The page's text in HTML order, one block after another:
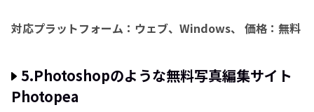
対応プラットフォーム：ウェブ、Windows、 価格：無料
5.Photoshopのような無料写真編集サイト
Photopea